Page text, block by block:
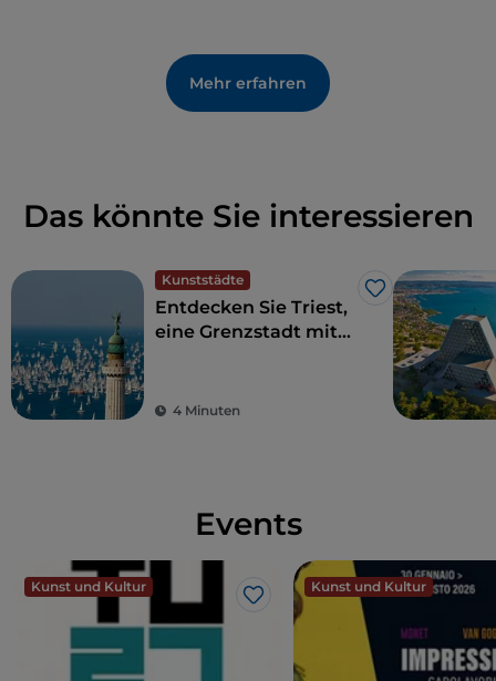
Mehr erfahren
Das könnte Sie interessieren
Kunststädte
Like
Entdecken Sie Triest,
eine Grenzstadt mit
4 Minuten
Events
Kunst und Kultur
Like
Kunst und Kultur